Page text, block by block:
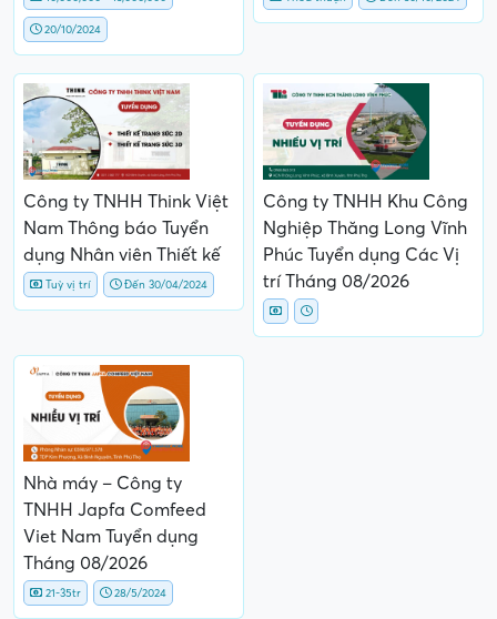
20/10/2024
Công ty TNHH Think Việt
Nam Thông báo Tuyển
dụng Nhân viên Thiết kế
Tuỳ vị trí Đến 30/04/2024
Công ty TNHH Khu Công
Nghiệp Thăng Long Vĩnh
Phúc Tuyển dụng Các Vị
trí Tháng 08/2026
Nhà máy – Công ty
TNHH Japfa Comfeed
Viet Nam Tuyển dụng
Tháng 08/2026
21-35tr 28/5/2024